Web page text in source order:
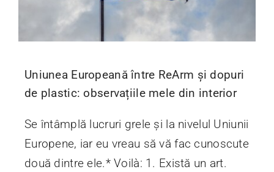
Uniunea Europeană între ReArm și dopuri
de plastic: observațiile mele din interior
Se întâmplă lucruri grele și la nivelul Uniunii
Europene, iar eu vreau să vă fac cunoscute
două dintre ele.* Voilà: 1. Există un art.